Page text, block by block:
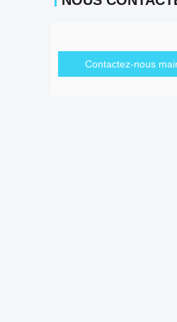
Contactez-nous